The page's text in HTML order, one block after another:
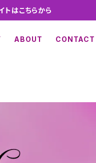
トはこちらから
ABOUT CONTACT